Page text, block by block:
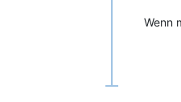
Wenn